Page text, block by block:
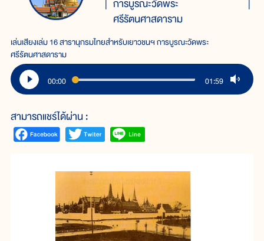
การบูรณะวัดพระ
ศรีรัตนศาสดาราม
เล่นเสียงเล่ม 16 สารานุกรมไทยสำหรับเยาวชนฯ การบูรณะวัดพระ
ศรีรัตนศาสดาราม
00:00 01:59
สามารถแชร์ได้ผ่าน :